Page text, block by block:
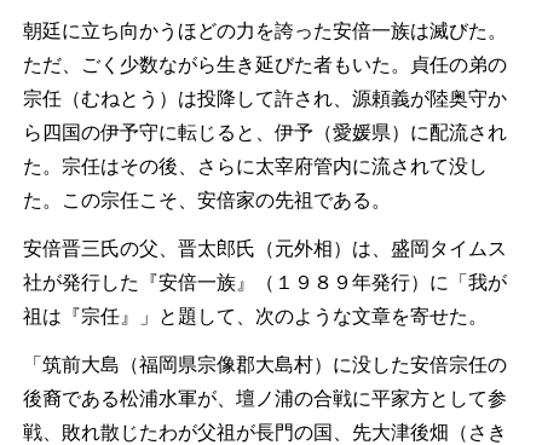
朝廷に立ち向かうほどの力を誇った安倍一族は滅びた。
ただ、ごく少数ながら生き延びた者もいた。貞任の弟の
宗任（むねとう）は投降して許され、源頼義が陸奥守か
ら四国の伊予守に転じると、伊予（愛媛県）に配流され
た。宗任はその後、さらに太宰府管内に流されて没し
た。この宗任こそ、安倍家の先祖である。
安倍晋三氏の父、晋太郎氏（元外相）は、盛岡タイムス
社が発行した『安倍一族』（１９８９年発行）に「我が
祖は『宗任』」と題して、次のような文章を寄せた。
「筑前大島（福岡県宗像郡大島村）に没した安倍宗任の
後裔である松浦水軍が、壇ノ浦の合戦に平家方として参
戦、敗れ散じたわが父祖が長門の国、先大津後畑（さき